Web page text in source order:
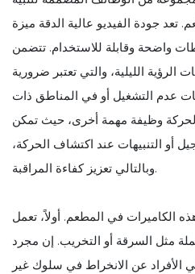
تعد جودة الفيديو عالية الدقة ميزة
واضحة وقابلة للاستخدام. تتضمن
الرؤية الليلية، والتي تعتبر ضرورية
عدم التشغيل أو في المناطق ذات
وظيفة مهمة أخرى، حيث تمكن
أو التنبيهات عند اكتشاف الحركة،
وبالتالي تعزيز كفاءة المراقبة.
الكاميرات في المطعم. أولاً، تعمل
مثل السرقة أو التخريب. إن مجرد
الأفراد عن الانخراط في سلوك غير